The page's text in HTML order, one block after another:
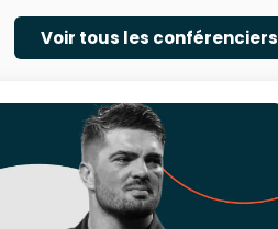
Voir tous les conférenciers